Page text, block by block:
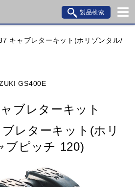
製品検索
SUZUKI
DUCATI GILERA
MOTO GUZZI
キャブレターキット(ホリゾンタル/
GS400E
ブレターキット
レターキット(ホリ
ブピッチ 120)